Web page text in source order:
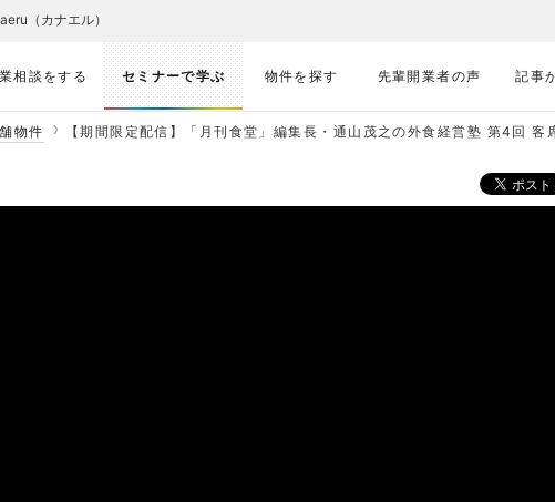
相談をする セミナーで学ぶ 物件を探す 先輩開業者の声 記事
（カナエル）
物件 【期間限定配信】「月刊食堂」編集長・通山茂之の外食経営塾 第4回